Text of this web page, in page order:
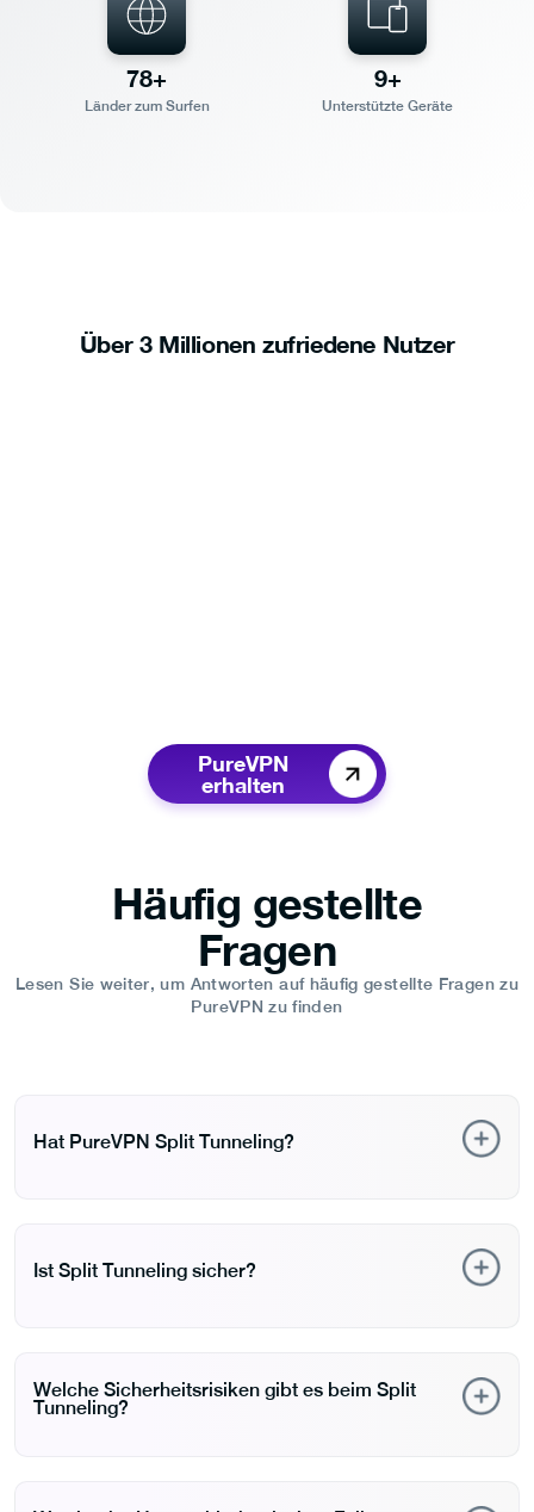
78+
Länder zum Surfen
9+
Unterstützte Geräte
Über 3 Millionen zufriedene Nutzer
PureVPN
erhalten
Häufig gestellte
Fragen
Lesen Sie weiter, um Antworten auf häufig gestellte Fragen zu
PureVPN zu finden
Hat PureVPN Split Tunneling?
Ist Split Tunneling sicher?
korrekt einrichten.
Welche Sicherheitsrisiken gibt es beim Split
Tunneling?